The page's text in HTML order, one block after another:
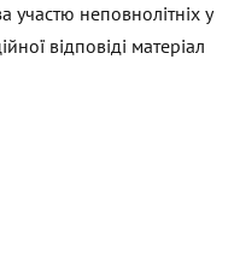
неповнолітніх у
відповіді матеріал